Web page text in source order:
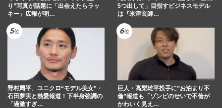
り”写真が話題に「出会えたらラッ
キー」広報が明…
5つ出して」目指すビジネスモデル
は『米津玄師…
野村周平、ユニクロ“モデル美女”・
石田夢実と熱愛報道！下半身強調の
「過激すぎ…
巨人・高梨雄平投手に”お泊まり不
倫”報道も「ゾンビのせいで不倫が
かわいく見え…